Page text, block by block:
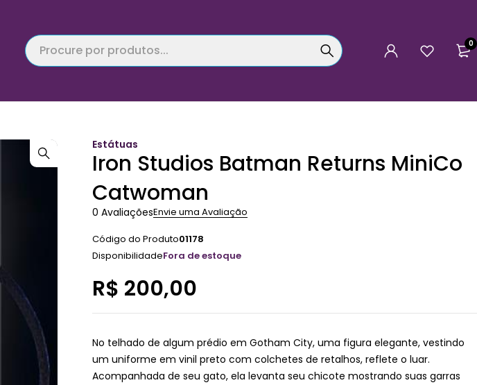
0
Estátuas
Iron Studios Batman Returns MiniCo
Catwoman
0 AvaliaçõesEnvie uma Avaliação
Código do Produto01178
DisponibilidadeFora de estoque
R$ 200,00
No telhado de algum prédio em Gotham City, uma figura elegante, vestindo
um uniforme em vinil preto com colchetes de retalhos, reflete o luar.
Acompanhada de seu gato, ela levanta seu chicote mostrando suas garras